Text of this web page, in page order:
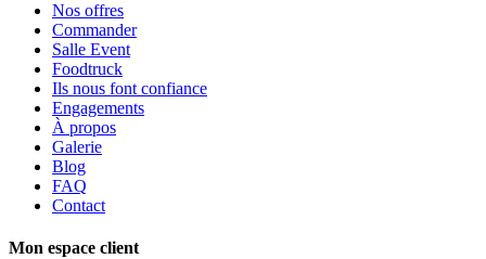
Nos offres
Commander
Salle Event
Foodtruck
Ils nous font confiance
Engagements
À propos
Galerie
Blog
FAQ
Contact
Mon espace client